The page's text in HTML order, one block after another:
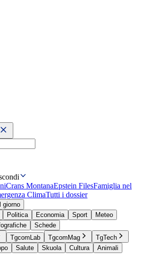
Crans MontanaEpstein FilesFamiglia nel
ClimaTutti i dossier
giorno
Politica Economia Sport
Meteo
Schede
TgcomLab TgcomMag
TgTech
Salute Skuola Cultura
Animali